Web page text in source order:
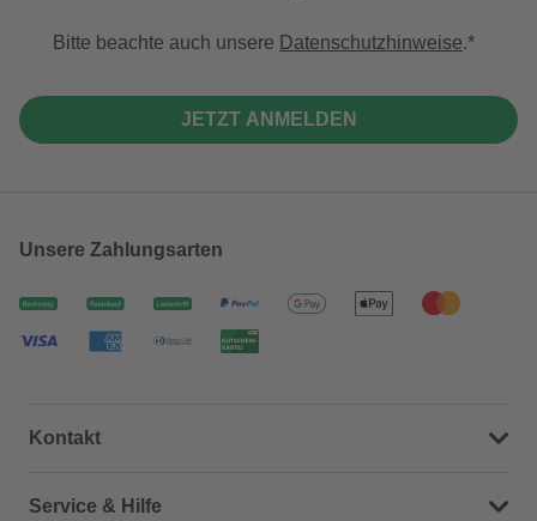
Bitte beachte auch unsere Datenschutzhinweise.
JETZT ANMELDEN
Unsere Zahlungsarten
Kontakt
Dein Kontakt zu uns
Service & Hilfe